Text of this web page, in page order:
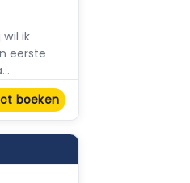
ik
eerste
boeken